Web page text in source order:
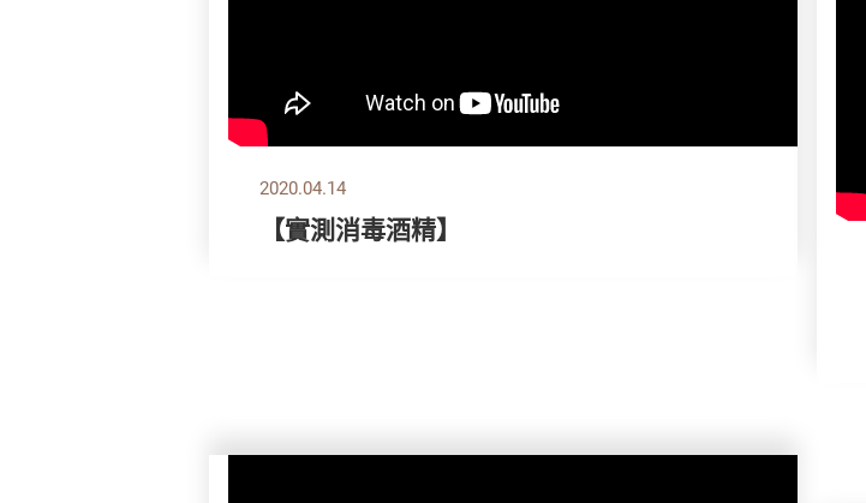
2020.04.14
【實測消毒酒精】